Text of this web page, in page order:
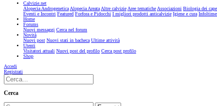
Calvizie.net
Alopecia AndrogeneticaAlopecia AreataAltre calvizieAree tematicheAssociazioni Biologia dei
Eventi e Incontri Featured Forfora e Pidocchi I migliori prodotti anticalvizie Igiene e cura
Home
Forums
Nuovi messaggi Cerca nel forum
Novità
Nuovi post Nuovi stati in bacheca Ultime attività
Utenti
Visitatori attuali Nuovi post del profilo Cerca post profilo
Shop
Accedi
Registrati
Cerca